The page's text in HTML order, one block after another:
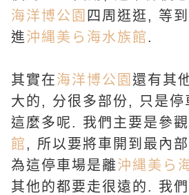
海洋博公園 四周逛逛, 等
進沖縄美ら海水族館.
其實在海洋博公園 還有其
大的, 分很多部份, 只是停
這麼多呢. 我們主要是參觀
館, 所以要將車開到最內
為這停車場是離沖縄美ら
其他的都要走很遠的. 我